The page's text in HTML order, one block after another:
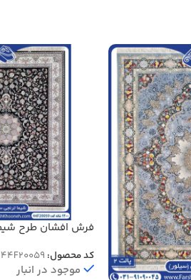
کد محصول: 44F20059
موجود در انبار